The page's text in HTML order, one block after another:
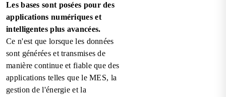
Les bases sont posées pour des
applications numériques et
intelligentes plus avancées.
Ce n'est que lorsque les données
sont générées et transmises de
manière continue et fiable que des
applications telles que le MES, la
gestion de l'énergie et la